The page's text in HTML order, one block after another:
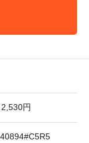
2,530円